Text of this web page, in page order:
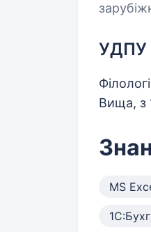
УДПУ
Вища, з
MS